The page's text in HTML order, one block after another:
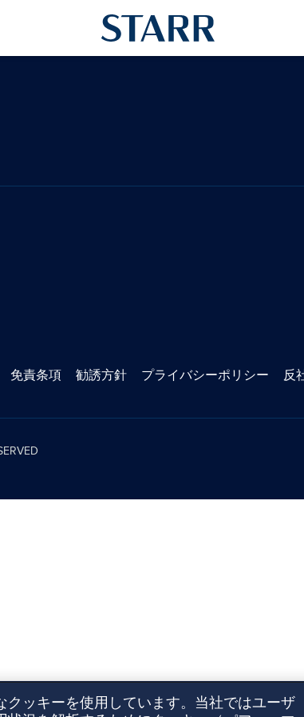
免責条項 勧誘方針 プライバシーポリシー 反
ッキーを使用しています。当社ではユーザ